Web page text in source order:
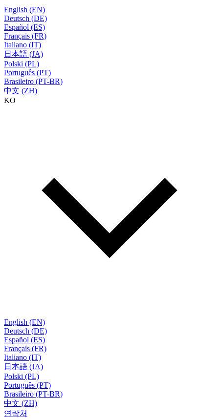
English (EN)
Deutsch (DE)
Español (ES)
Français (FR)
Italiano (IT)
日本語 (JA)
Polski (PL)
Português (PT)
Brasileiro (PT-BR)
中文 (ZH)
KO
English (EN)
Deutsch (DE)
Español (ES)
Français (FR)
Italiano (IT)
日本語 (JA)
Polski (PL)
Português (PT)
Brasileiro (PT-BR)
中文 (ZH)
연락처